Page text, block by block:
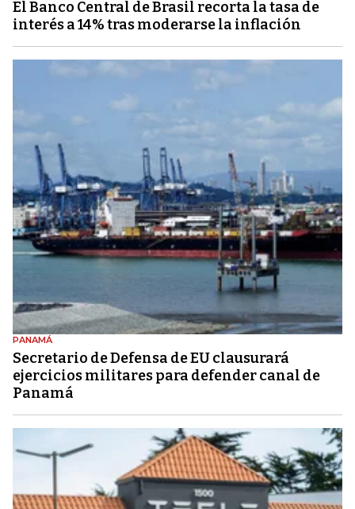
El Banco Central de Brasil recorta la tasa de
interés a 14% tras moderarse la inflación
PANAMÁ
Secretario de Defensa de EU clausurará
ejercicios militares para defender canal de
Panamá